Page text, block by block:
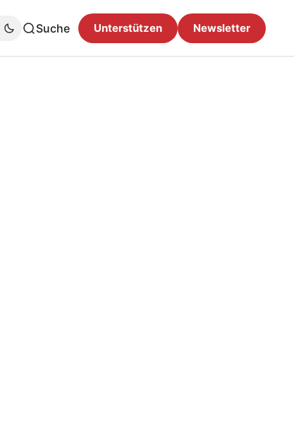
Suche Unterstützen Newsletter